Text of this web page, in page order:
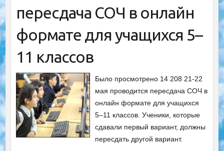
пересдача СОЧ в онлайн
формате для учащихся 5–
11 классов
Было просмотрено 14 208 21-22
мая проводится пересдача СОЧ в
онлайн формате для учащихся
5–11 классов. Ученики, которые
сдавали первый вариант, должны
пересдать другой вариант.